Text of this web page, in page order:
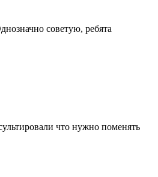
советую, ребята
что нужно поменять